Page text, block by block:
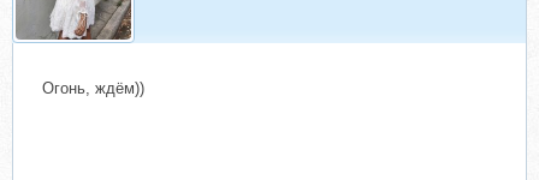
Огонь, ждём))